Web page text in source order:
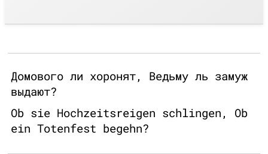
Домового ли хоронят, Ведьму ль замуж
выдают?
Ob sie Hochzeitsreigen schlingen, Ob
ein Totenfest begehn?